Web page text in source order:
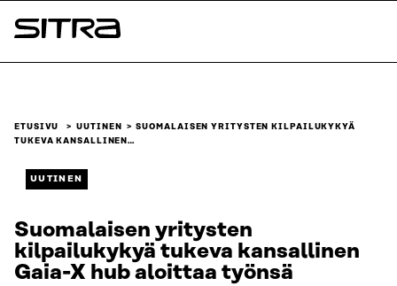
Siirry
suoraan
Sitra
ETUSIVU UUTINEN
SUOMALAISEN YRITYSTEN KILPAILUKYKYÄ
TUKEVA KANSALLINEN…
UUTINEN
Suomalaisen yritysten
kilpailukykyä tukeva kansallinen
Gaia-X hub aloittaa työnsä